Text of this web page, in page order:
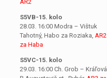
AR2
S5VB-15. kolo
28.03. 16:00 Modra – Vištuk
Tahotný, Habo za Roziaka, AR2
za Haba
S5VC-15. kolo
29.03. 16:00 Ch. Grob – Kráľová